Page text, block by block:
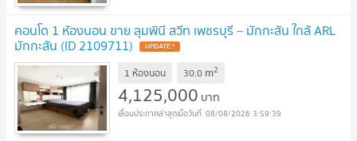
คอนโด 1 ห้องนอน ขาย ลุมพินี สวีท เพชรบุรี – มักกะสัน ใกล้ ARL
มักกะสัน (ID 2109711)
1 ห้องนอน 30.0 m2
4,125,000 บาท
08/08/2026 3:59:39